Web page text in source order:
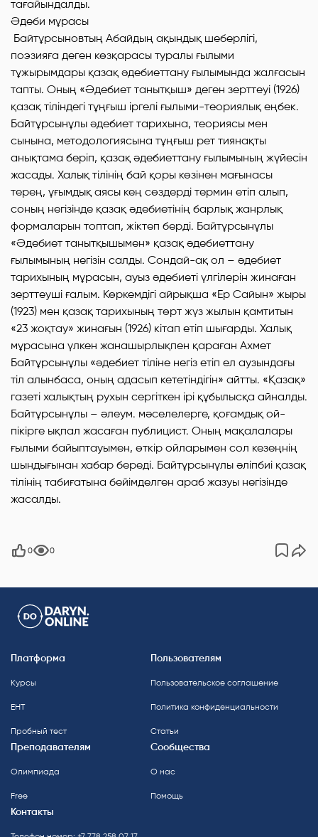
тағайындалды.
Әдеби мұрасы
Байтұрсыновтың Абайдың ақындық шеберлігі,
поэзияға деген көзқарасы туралы ғылыми
тұжырымдары қазақ әдебиеттану ғылымында жалғасын
тапты. Оның «Әдебиет танытқыш» деген зерттеуі (1926)
қазақ тіліндегі тұңғыш іргелі ғылыми-теориялық еңбек.
Байтұрсынұлы әдебиет тарихына, теориясы мен
сынына, методологиясына тұңғыш рет тиянақты
анықтама беріп, қазақ әдебиеттану ғылымының жүйесін
жасады. Халық тілінің бай қоры көзінен мағынасы
терең, ұғымдық аясы кең сөздерді термин етіп алып,
соның негізінде қазақ әдебиетінің барлық жанрлық
формаларын топтап, жіктеп берді. Байтұрсынұлы
«Әдебиет танытқышымен» қазақ әдебиеттану
ғылымының негізін салды. Сондай-ақ ол – әдебиет
тарихының мұрасын, ауыз әдебиеті үлгілерін жинаған
зерттеуші ғалым. Көркемдігі айрықша «Ер Сайын» жыры
(1923) мен қазақ тарихының төрт жүз жылын қамтитын
«23 жоқтау» жинағын (1926) кітап етіп шығарды. Халық
мұрасына үлкен жанашырлықпен қараған Ахмет
Байтұрсынұлы «әдебиет тіліне негіз етіп ел аузындағы
тіл алынбаса, оның адасып кететіндігін» айтты. «Қазақ»
газеті халықтың рухын сергіткен ірі құбылысқа айналды.
Байтұрсынұлы – әлеум. мәселелерге, қоғамдық ой-
пікірге ықпал жасаған публицист. Оның мақалалары
ғылыми байыптауымен, өткір ойларымен сол кезеңнің
шындығынан хабар береді. Байтұрсынұлы әліпбиі қазақ
тілінің табиғатына бейімделген араб жазуы негізінде
жасалды.
0 0
Платформа
Курсы
ЕНТ
Пробный тест
Пользователям
Пользовательское соглашение
Политика конфиденциальности
Статьи
Преподавателям
Олимпиада
Free
Сообщества
О нас
Помощь
Контакты